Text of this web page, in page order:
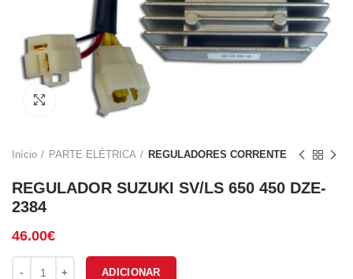
Click to enlarge
Início PARTE ELÉTRICA REGULADORES CORRENTE
REGULADOR SUZUKI SV/LS 650 450 DZE-
2384
46.00€
ADICIONAR